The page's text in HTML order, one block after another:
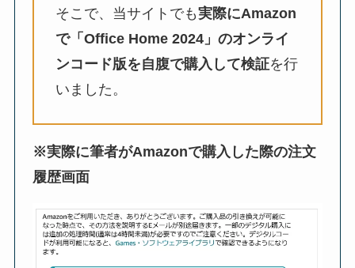
そこで、当サイトでも実際にAmazon
で「Office Home 2024」のオンライ
ンコード版を自腹で購入して検証を行
いました。
※実際に筆者がAmazonで購入した際の注文
履歴画面